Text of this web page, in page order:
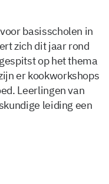
basisscholen in
zich dit jaar rond
op het thema
er kookworkshops
Leerlingen van
leiding een